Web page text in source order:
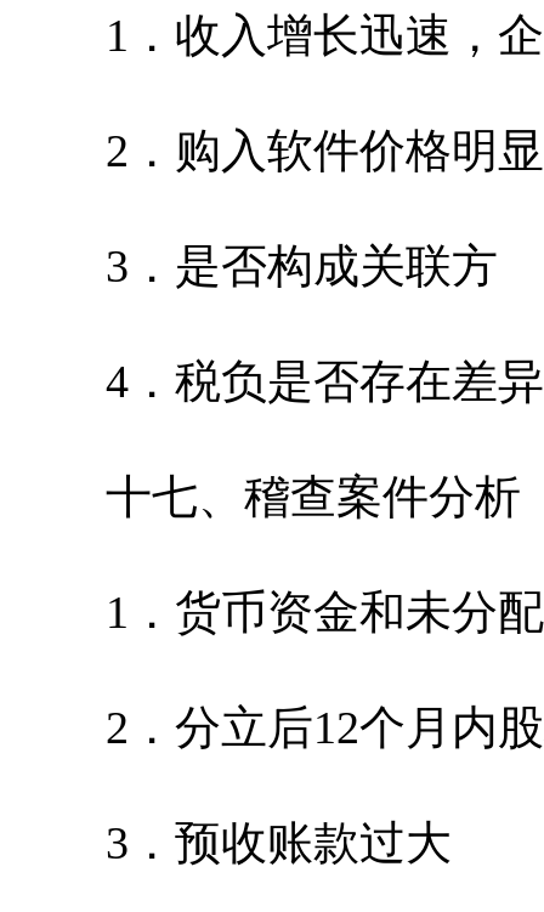
1．收入增长迅速，企
2．购入软件价格明显
3．是否构成关联方
4．税负是否存在差异
十七、稽查案件分析
1．货币资金和未分配
2．分立后12个月内股
3．预收账款过大